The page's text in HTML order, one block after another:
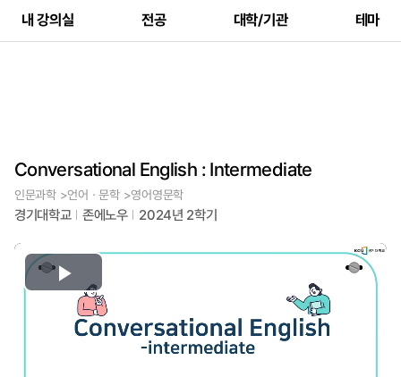
내 강의실 전공 대학/기관 테마
Conversational English : Intermediate
인문과학 >언어ㆍ문학 >영어영문학
경기대학교 존에노우 2024년 2학기
Play
Video